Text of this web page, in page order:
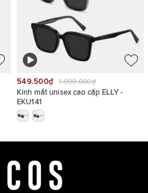
549.500₫ 1.099.000₫
Kính mắt unisex cao cấp ELLY -
EKU141